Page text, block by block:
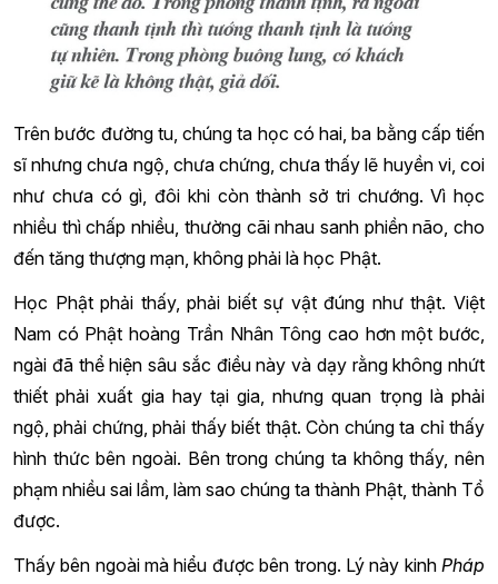
Trên bước đường tu, chúng ta học có hai, ba bằng cấp tiến
sĩ nhưng chưa ngộ, chưa chứng, chưa thấy lẽ huyền vi, coi
như chưa có gì, đôi khi còn thành sở tri chướng. Vì học
nhiều thì chấp nhiều, thường cãi nhau sanh phiền não, cho
đến tăng thượng mạn, không phải là học Phật.
Học Phật phải thấy, phải biết sự vật đúng như thật. Việt
Nam có Phật hoàng Trần Nhân Tông cao hơn một bước,
ngài đã thể hiện sâu sắc điều này và dạy rằng không nhứt
thiết phải xuất gia hay tại gia, nhưng quan trọng là phải
ngộ, phải chứng, phải thấy biết thật. Còn chúng ta chỉ thấy
hình thức bên ngoài. Bên trong chúng ta không thấy, nên
phạm nhiều sai lầm, làm sao chúng ta thành Phật, thành Tổ
được.
Thấy bên ngoài mà hiểu được bên trong. Lý này kinhPháp